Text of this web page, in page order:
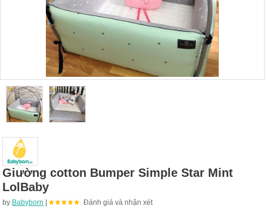
Giường cotton Bumper Simple Star Mint
LolBaby
by Babyborn | Đánh giá và nhận xét